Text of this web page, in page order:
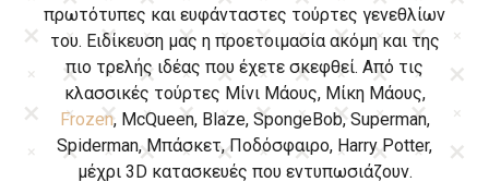
πρωτότυπες και ευφάνταστες τούρτες γενεθλίων
του. Ειδίκευση μας η προετοιμασία ακόμη και της
πιο τρελής ιδέας που έχετε σκεφθεί. Από τις
κλασσικές τούρτες Μίνι Μάους, Μίκη Μάους,
Frozen, McQueen, Blaze, SpongeBob, Superman,
Spiderman, Μπάσκετ, Ποδόσφαιρο, Harry Potter,
μέχρι 3D κατασκευές που εντυπωσιάζουν.